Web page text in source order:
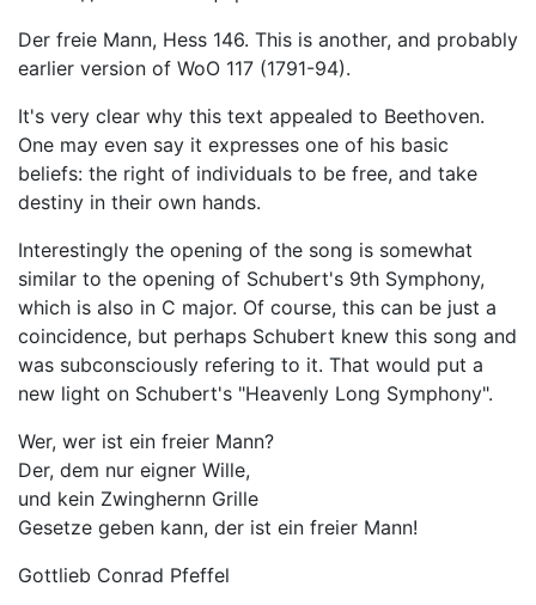
Der freie Mann, Hess 146. This is another, and probably
earlier version of WoO 117 (1791-94).
It's very clear why this text appealed to Beethoven.
One may even say it expresses one of his basic
beliefs: the right of individuals to be free, and take
destiny in their own hands.
Interestingly the opening of the song is somewhat
similar to the opening of Schubert's 9th Symphony,
which is also in C major. Of course, this can be just a
coincidence, but perhaps Schubert knew this song and
was subconsciously refering to it. That would put a
new light on Schubert's "Heavenly Long Symphony".
Wer, wer ist ein freier Mann?
Der, dem nur eigner Wille,
und kein Zwinghernn Grille
Gesetze geben kann, der ist ein freier Mann!
Gottlieb Conrad Pfeffel